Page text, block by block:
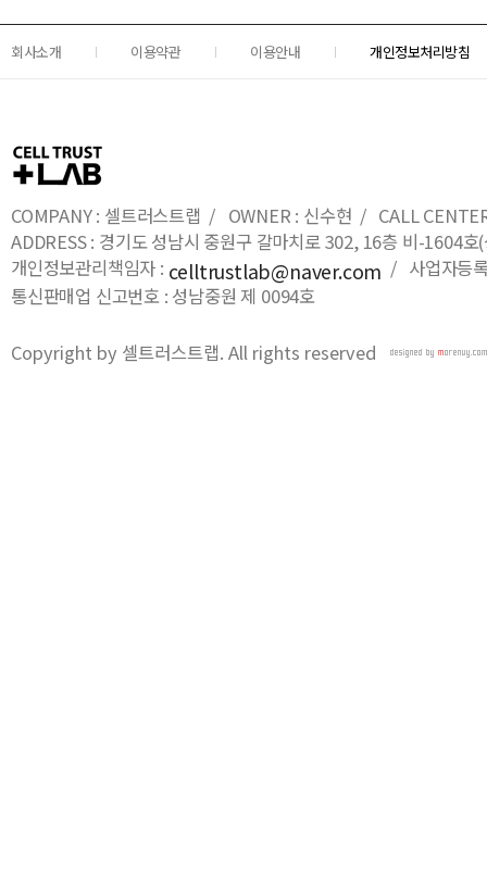
회사소개 이용약관 이용안내 개인정보처리방침
COMPANY : 셀트러스트랩 / OWNER : 신수현 / CALL
ADDRESS : 경기도 성남시 중원구 갈마치로 302, 16층 비-1604
개인정보관리책임자 : celltrustlab@naver.com / 사업자등
통신판매업 신고번호 : 성남중원 제 0094호
Copyright by 셀트러스트랩. All rights reserved